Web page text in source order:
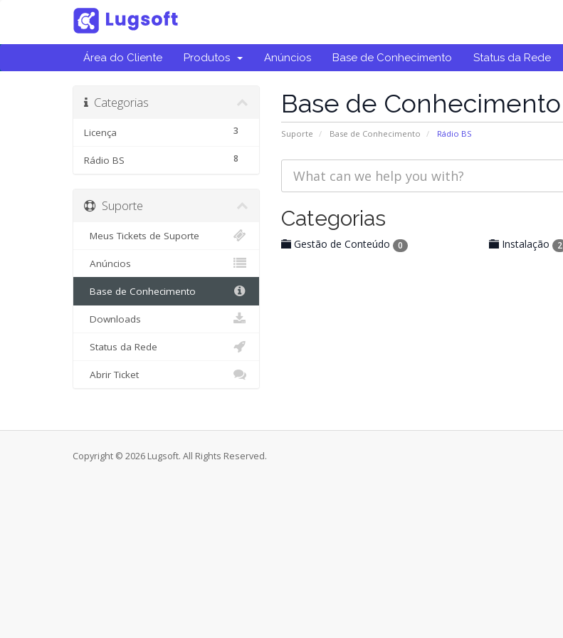
Área do Cliente Produtos Anúncios Base de Conhecimento Status da Rede
Base de Conhecimento
Suporte Base de Conhecimento Rádio BS
Categorias
3
Licença
8
Rádio BS
Categorias
Gestão de Conteúdo 0 Instalação 2
Suporte
Meus Tickets de Suporte
Anúncios
Base de Conhecimento
Downloads
Status da Rede
Abrir Ticket
Copyright © 2026 Lugsoft. All Rights Reserved.